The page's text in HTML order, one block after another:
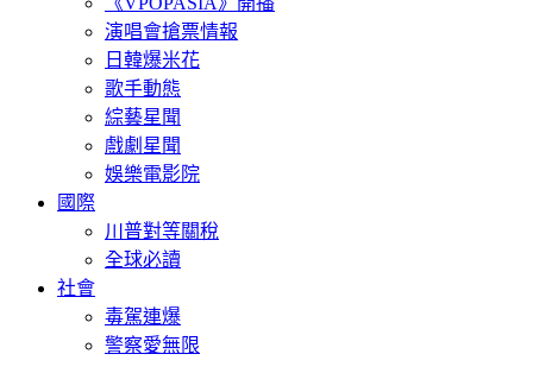
演唱會搶票情報
日韓爆米花
歌手動態
綜藝星聞
戲劇星聞
娛樂電影院
國際
川普對等關稅
全球必讀
社會
毒駕連爆
警察愛無限